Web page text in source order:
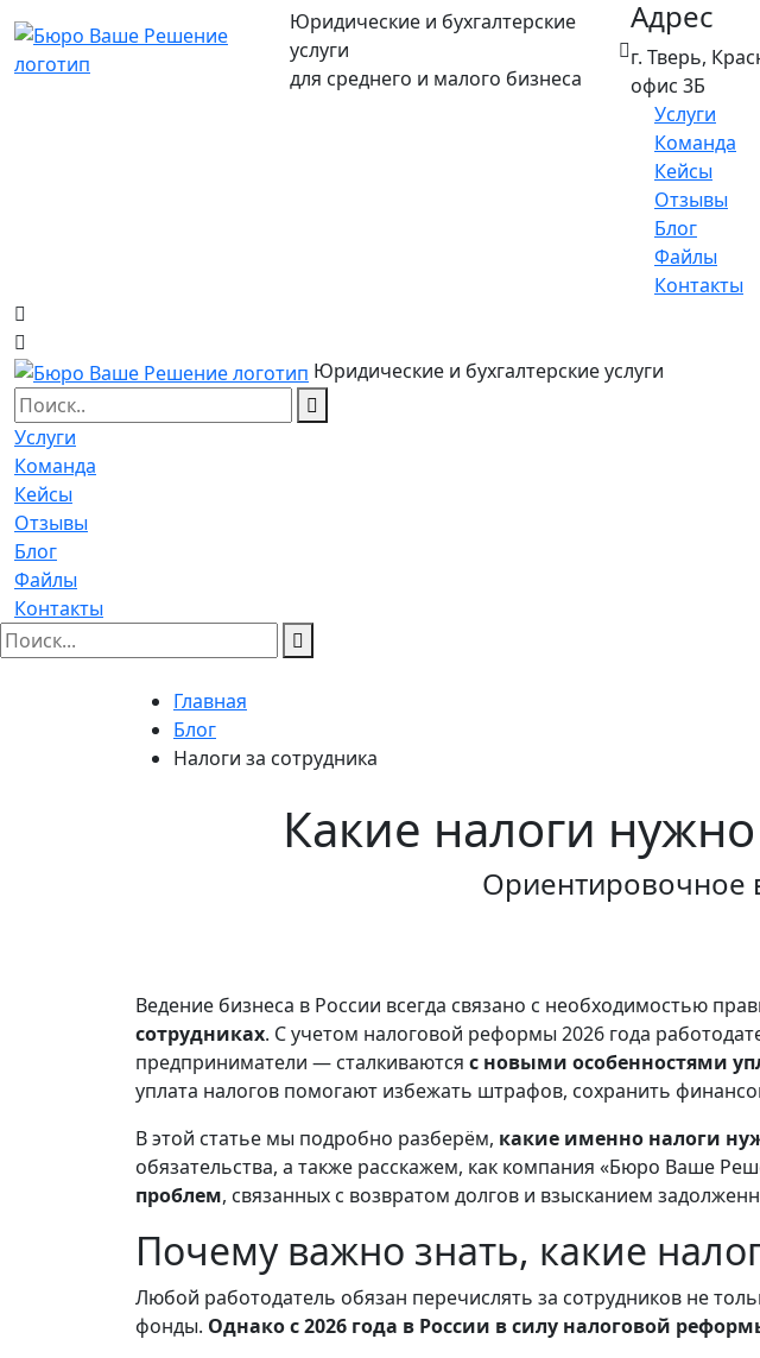
Юридические и бухгалтерские
услуги
для среднего и малого бизнеса
Адрес
г. Тверь,
офис 3Б
Услуги
Команда
Кейсы
Отзывы
Блог
Файлы
Контакты
Юридические и бухгалтерские услуги
Услуги
Команда
Кейсы
Отзывы
Блог
Файлы
Контакты
Главная
Блог
Налоги за сотрудника
Какие налоги
Ориентировочное
Ведение бизнеса в России всегда связано с необходимостью
сотрудниках. С учетом налоговой реформы 2026 года
предприниматели — сталкиваются с новыми особенностями
уплата налогов помогают избежать штрафов, сохранить
В этой статье мы подробно разберём, какие именно налоги
обязательства, а также расскажем, как компания «Бюро Ваше
проблем, связанных с возвратом долгов и взысканием
Почему важно знать, какие
Любой работодатель обязан перечислять за сотрудников не
фонды. Однако с 2026 года в России в силу налоговой